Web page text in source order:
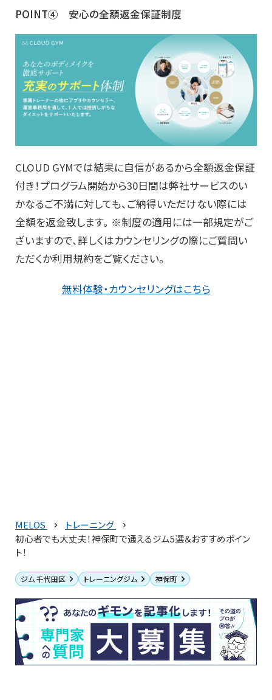
POINT④ 安心の全額返金保証制度
CLOUD GYMでは結果に自信があるから全額返金保証
付き！プログラム開始から30日間は弊社サービスのい
かなるご不満に対しても、ご納得いただけない際には
全額を返金致します。 ※制度の適用には一部規定がご
ざいますので、詳しくはカウンセリングの際にご質問い
ただくか利用規約をご覧ください。
無料体験・カウンセリングはこちら
MELOS
トレーニング
初心者でも大丈夫！神保町で通えるジム5選＆おすすめポイン
ト！
ジム 千代田区 トレーニングジム 神保町